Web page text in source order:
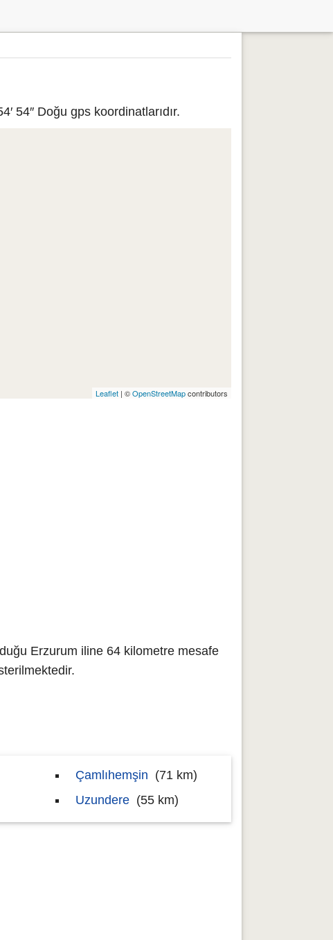
54″ Doğu gps koordinatlarıdır.
Leaflet | ©OpenStreetMapcontributors
Erzurum iline 64 kilometre mesafe
Çamlıhemşin (71 km)
Uzundere (55 km)